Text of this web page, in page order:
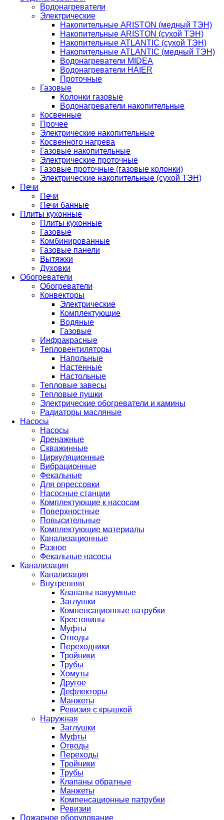
Водонагреватели
Электрические
Накопительные ARISTON (медный ТЭН)
Накопительные ARISTON (сухой ТЭН)
Накопительные ATLANTIC (сухой ТЭН)
Накопительные ATLANTIC (медный ТЭН)
Водонагреватели MIDEA
Водонагреватели HAIER
Проточные
Газовые
Колонки газовые
Водонагреватели накопительные
Косвенные
Прочее
Электрические накопительные
Косвенного нагрева
Газовые накопительные
Электрические проточные
Газовые проточные (газовые колонки)
Электрические накопительные (сухой ТЭН)
Печи
Печи
Печи банные
Плиты кухонные
Плиты кухонные
Газовые
Комбинированные
Газовые панели
Вытяжки
Духовки
Обогреватели
Обогреватели
Конвекторы
Электрические
Комплектующие
Водяные
Газовые
Инфракрасные
Тепловентиляторы
Напольные
Настенные
Настольные
Тепловые завесы
Тепловые пушки
Электрические обогреватели и камины
Радиаторы масляные
Насосы
Насосы
Дренажные
Скважинные
Циркуляционные
Вибрационные
Фекальные
Для опрессовки
Насосные станции
Комплектующие к насосам
Поверхностные
Повысительные
Комплектующие материалы
Канализационные
Разное
Фекальные насосы
Канализация
Канализация
Внутренняя
Клапаны вакуумные
Заглушки
Компенсационные патрубки
Крестовины
Муфты
Отводы
Переходники
Тройники
Трубы
Хомуты
Другое
Дефлекторы
Манжеты
Ревизия с крышкой
Наружная
Заглушки
Муфты
Отводы
Переходы
Тройники
Трубы
Клапаны обратные
Манжеты
Компенсационные патрубки
Ревизии
Пожарное оборудование